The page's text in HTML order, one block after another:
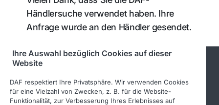
Händlersuche verwendet haben. Ihre
Anfrage wurde an den Händler gesendet.
Ihre Auswahl bezüglich Cookies auf dieser
Website
DAF respektiert Ihre Privatsphäre. Wir verwenden Cookies
für eine Vielzahl von Zwecken, z. B. für die Website-
Funktionalität, zur Verbesserung Ihres Erlebnisses auf